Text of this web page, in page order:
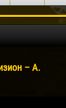
– А.